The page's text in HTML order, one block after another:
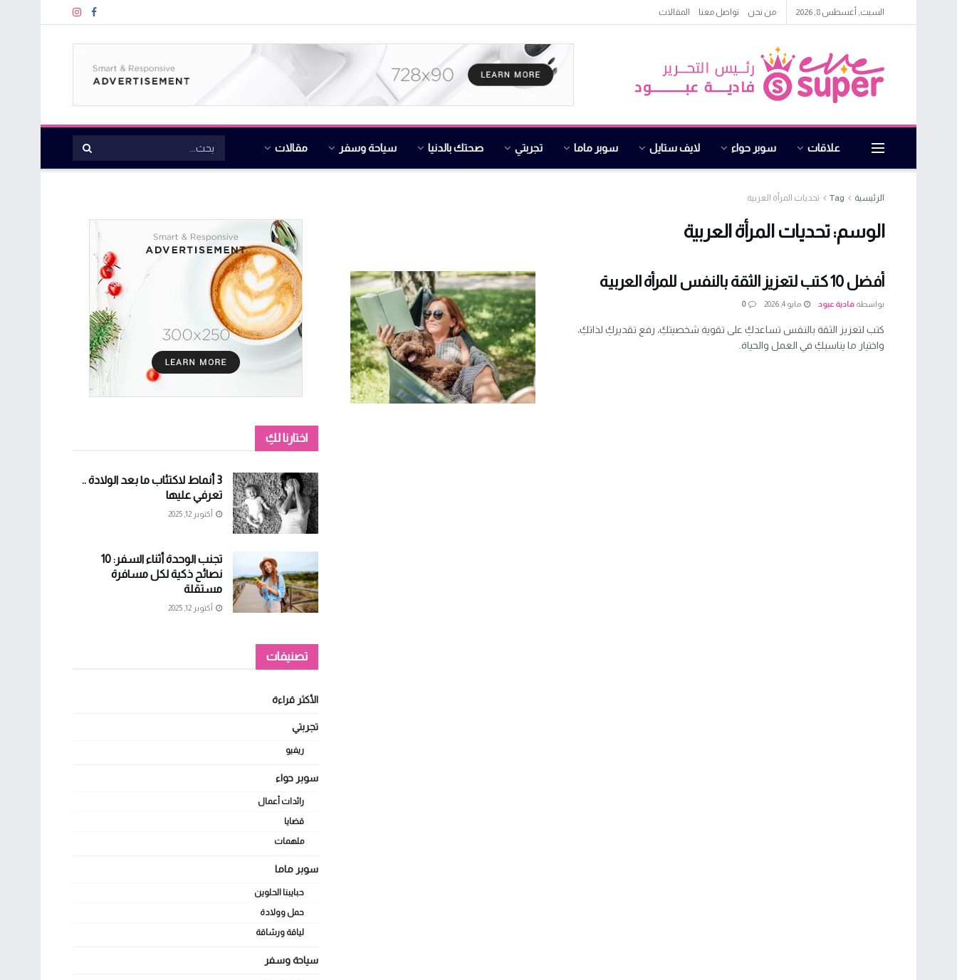
السبت, أغسطس 8, 2026 من نحن تواصل معنا المقالات
علاقات سوبر حواء لايف ستايل سوبر ماما تجربتي صحتك بالدنيا سياحة وسفر مقالات
الرئيسية Tag تحديات المرأة العربية
الوسم:تحديات المرأة العربية
أفضل 10 كتب لتعزيز الثقة بالنفس للمرأة العربية
بواسطة فادية عبود مايو 4, 2026 0
كتب لتعزيز الثقة بالنفس تساعدكِ على تقوية شخصيتكِ، رفع تقديركِ لذاتكِ،
واختيار ما يناسبكِ في العمل والحياة.
اختارنا لكِ
3 أنماط لاكتئاب ما بعد الولادة ..
تعرفي عليها
أكتوبر 12, 2025
تجنب الوحدة أثناء السفر: 10
نصائح ذكية لكل مسافرة
مستقلة
أكتوبر 12, 2025
تصنيفات
الأكثر قراءة
تجربتي
ريفيو
سوبر حواء
رائدات أعمال
قضايا
ملهمات
سوبر ماما
حبايبنا الحلوين
حمل وولادة
لياقة ورشاقة
سياحة وسفر